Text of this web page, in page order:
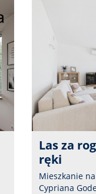
i jazdy na
Mieszkanie
Cypriana